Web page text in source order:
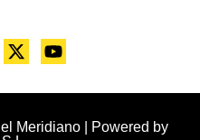
Meridiano | Powered by